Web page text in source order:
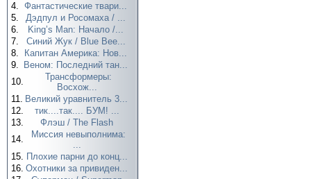
4. Фантастические твари...
5.
Дэдпул и Росомаха / ...
6.
King’s Man: Начало /...
7.
Синий Жук / Blue Bee...
8.
Капитан Америка: Нов...
9.
Веном: Последний тан...
10.
Трансформеры:
Восхож...
11. Великий уравнитель 3...
12.
тик....так.... БУМ! ...
13.
Флэш / The Flash
14.
Миссия невыполнима:
...
15. Плохие парни до конц...
16. Охотники за привиден...